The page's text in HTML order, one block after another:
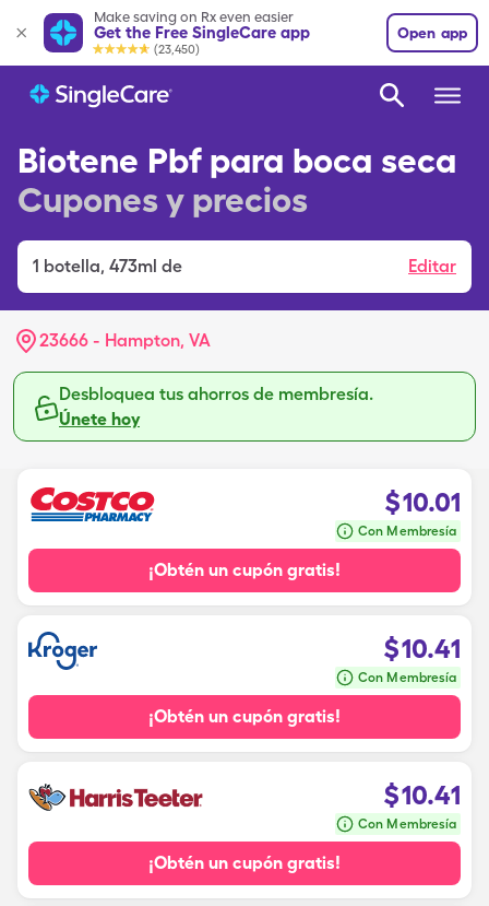
Make saving on Rx even easier
Get the Free SingleCare app
(23,450)
Open app
Biotene Pbf para boca seca
Cupones y precios
1 botella, 473ml de Editar
23666 - Hampton, VA
Desbloquea tus ahorros de membresía.
Únete hoy
$10.01
Con Membresía
¡Obtén un cupón gratis!
$10.41
Con Membresía
¡Obtén un cupón gratis!
$10.41
Con Membresía
¡Obtén un cupón gratis!